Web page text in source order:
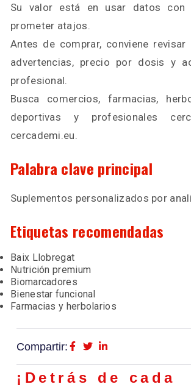
Su valor está en usar datos con
prometer atajos.
Antes de comprar, conviene revisar
advertencias, precio por dosis y
profesional.
Busca comercios, farmacias,
deportivas y profesionales
cercademi.eu.
Palabra clave principal
Suplementos personalizados por
Etiquetas recomendadas
Baix Llobregat
Nutrición premium
Biomarcadores
Bienestar funcional
Farmacias y herbolarios
Compartir:
¡Detrás de cada